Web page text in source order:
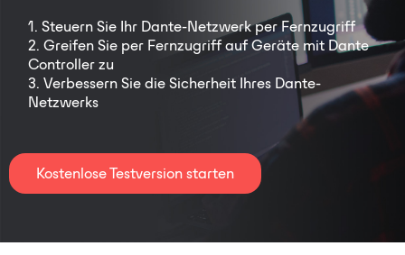
Steuern Sie Ihr Dante-Netzwerk per Fernzugriff
Greifen Sie per Fernzugriff auf Geräte mit Dante
Controller zu
Verbessern Sie die Sicherheit Ihres Dante-
Netzwerks
Kostenlose Testversion starten